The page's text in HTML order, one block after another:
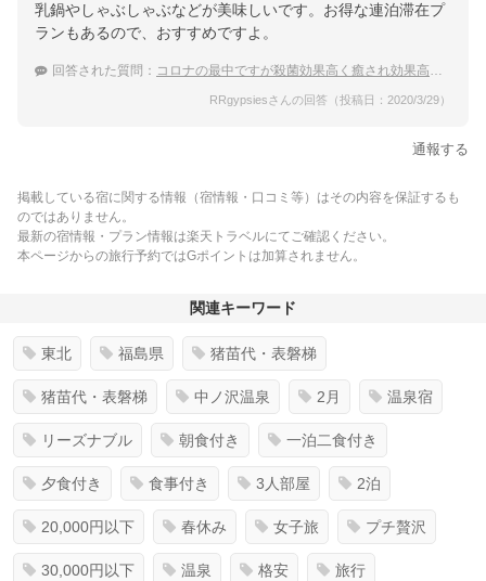
乳鍋やしゃぶしゃぶなどが美味しいです。お得な連泊滞在プ
ランもあるので、おすすめですよ。
回答された質問： コロナの最中ですが殺菌効果高く癒され効果高い温泉宿？
RRgypsiesさんの回答（投稿日：2020/3/29）
通報する
掲載している宿に関する情報（宿情報・口コミ等）はその内容を保証するも
のではありません。
最新の宿情報・プラン情報は楽天トラベルにてご確認ください。
本ページからの旅行予約ではGポイントは加算されません。
関連キーワード
東北 福島県 猪苗代・表磐梯
猪苗代・表磐梯 中ノ沢温泉 2月 温泉宿
リーズナブル 朝食付き 一泊二食付き
夕食付き 食事付き 3人部屋 2泊
20,000円以下 春休み 女子旅 プチ贅沢
30,000円以下 温泉 格安 旅行